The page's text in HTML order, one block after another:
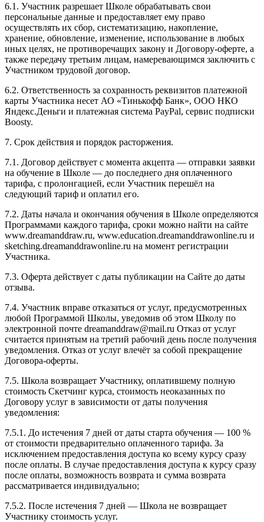
6.1. Участник разрешает Школе обрабатывать свои
персональные данные и предоставляет ему право
осуществлять их сбор, систематизацию, накопление,
хранение, обновление, изменение, использование в любых
иных целях, не противоречащих закону и Договору-оферте, а
также передачу третьим лицам, намеревающимся заключить с
Участником трудовой договор.
6.2. Ответственность за сохранность реквизитов платежной
карты Участника несет АО «Тинькофф Банк», ООО НКО
Яндекс.Деньги и платежная система PayPal, сервис подписки
Boosty.
7. Срок действия и порядок расторжения.
7.1. Договор действует с момента акцепта — отправки заявки
на обучение в Школе — до последнего дня оплаченного
тарифа, с пролонгацией, если Участник перешёл на
следующий тариф и оплатил его.
7.2. Даты начала и окончания обучения в Школе определяются
Программами каждого тарифа, сроки можно найти на сайте
www.dreamanddraw.ru, www.education.dreamanddrawonline.ru и
sketching.dreamanddrawonline.ru на момент регистрации
Участника.
7.3. Оферта действует с даты публикации на Сайте до даты
отзыва.
7.4. Участник вправе отказаться от услуг, предусмотренных
любой Программой Школы, уведомив об этом Школу по
электронной почте dreamanddraw@mail.ru Отказ от услуг
считается принятым на третий рабочий день после получения
уведомления. Отказ от услуг влечёт за собой прекращение
Договора-оферты.
7.5. Школа возвращает Участнику, оплатившему полную
стоимость Скетчинг курса, стоимость неоказанных по
Договору услуг в зависимости от даты получения
уведомления:
7.5.1. До истечения 7 дней от даты старта обучения — 100 %
от стоимости предварительно оплаченного тарифа. За
исключением предоставления доступа ко всему курсу сразу
после оплаты. В случае предоставления доступа к курсу сразу
после оплаты, возможность возврата и сумма возврата
рассматривается индивидуально;
7.5.2. После истечения 7 дней — Школа не возвращает
Участнику стоимость услуг.